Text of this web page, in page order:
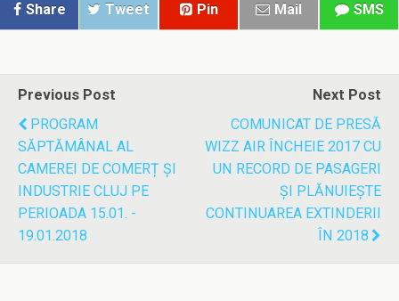
Share Tweet Pin Mail SMS
Previous Post
PROGRAM
SĂPTĂMÂNAL AL
CAMEREI DE COMERȚ ȘI
INDUSTRIE CLUJ PE
PERIOADA 15.01. -
19.01.2018
Next Post
COMUNICAT DE PRESĂ
WIZZ AIR ÎNCHEIE 2017 CU
UN RECORD DE PASAGERI
ŞI PLĂNUIEŞTE
CONTINUAREA EXTINDERII
ÎN 2018